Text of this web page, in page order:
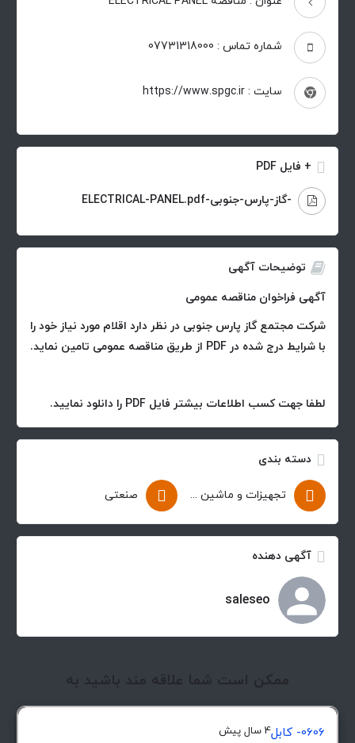
شماره تماس : 07731318000
سایت : https://www.spgc.ir
+ فایل PDF
-گاز-پارس-جنوبی-ELECTRICAL-PANEL.pdf
توضیحات آگهی
آگهی فراخوان مناقصه عمومی
شرکت مجتمع گاز پارس جنوبی در نظر دارد اقلام مورد نیاز خود را
با شرایط درج شده در PDF از طریق مناقصه عمومی تامین نماید.
لطفا جهت کسب اطلاعات بیشتر فایل PDF را دانلود نمایید.
دسته بندی
تجهیزات و ماشین آلات صنعتی
آگهی دهنده
saleseo
ممکن است شما علاقه مند باشید به
0606- کابل 4 سال پیش